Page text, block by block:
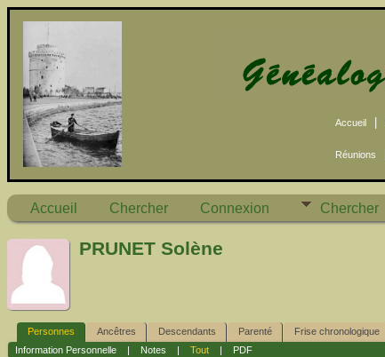
Accueil
Réunions
Accueil Chercher Connexion Chercher
PRUNET Solène
Personnes Ancêtres Descendants Parenté Frise chronologique
Information Personnelle| Notes Tout| PDF